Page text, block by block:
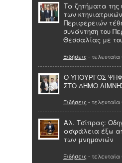
Τα ζητήματα της
των
Περιφερειών
συνάντηση του
Θεσσαλίας με
Ειδήσεις - τελευταία
O ΥΠΟΥΡΓΟΣ
ΣΤΟ ΔΗΜΟ
Ειδήσεις - τελευταία
Αλ. Τσίπρας:
ασφάλεια έξω
των μνημονιών
Ειδήσεις - τελευταία